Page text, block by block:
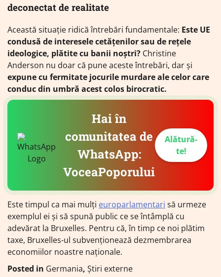
deconectat de realitate
Această situație ridică întrebări fundamentale: Este UE
condusă de interesele cetățenilor sau de rețele
ideologice, plătite cu banii noștri? Christine
Anderson nu doar că pune aceste întrebări, dar și
expune cu fermitate jocurile murdare ale celor care
conduc din umbră acest colos birocratic.
Hai în
comunitatea de
WhatsApp:
VoceaPoporului
Alătură-
te!
Este timpul ca mai mulți europarlamentari să urmeze
exemplul ei și să spună public ce se întâmplă cu
adevărat la Bruxelles. Pentru că, în timp ce noi plătim
taxe, Bruxelles-ul subvenționează dezmembrarea
economiilor noastre naționale.
Posted in Germania, Știri externe